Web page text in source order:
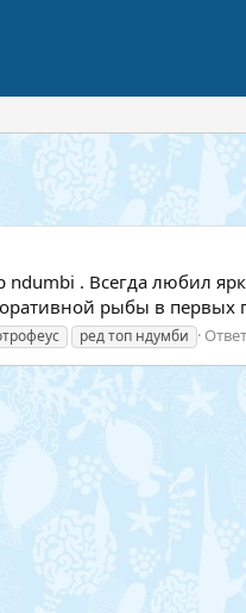
. Всегда любил
рыбы в первых
ред топ ндумби